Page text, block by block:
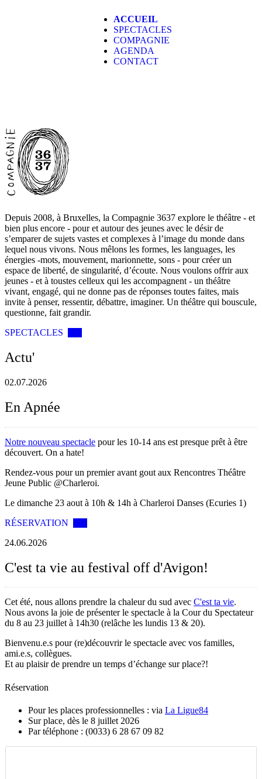
ACCUEIL
SPECTACLES
COMPAGNIE
AGENDA
CONTACT
Depuis 2008, à Bruxelles, la Compagnie 3637 explore le théâtre - et
bien plus encore - pour et autour des jeunes avec le désir de
s’emparer de sujets vastes et complexes à l’image du monde dans
lequel nous vivons. Nous mêlons les formes, les languages, les
énergies -mots, mouvement, marionnette, sons - pour créer un
espace de liberté, de singularité, d’écoute. Nous voulons offrir aux
jeunes - et à toustes celleux qui les accompagnent - un théâtre
vivant, engagé, qui ne donne pas de réponses toutes faites, mais
invite à penser, ressentir, débattre, imaginer. Un théâtre qui bouscule,
questionne, fait grandir.
SPECTACLES
Actu'
02.07.2026
En Apnée
Notre nouveau spectacle pour les 10-14 ans est presque prêt à être
découvert. On a hate!
Rendez-vous pour un premier avant gout aux Rencontres Théâtre
Jeune Public @Charleroi.
Le dimanche 23 aout à 10h & 14h à Charleroi Danses (Ecuries 1)
RÉSERVATION
24.06.2026
C'est ta vie au festival off d'Avigon!
Cet été, nous allons prendre la chaleur du sud avec C'est ta vie.
Nous avons la joie de présenter le spectacle à la Cour du Spectateur
du 8 au 23 juillet à 14h30 (relâche les lundis 13 & 20).
Bienvenu.e.s pour (re)découvrir le spectacle avec vos familles,
ami.e.s, collègues.
Et au plaisir de prendre un temps d’échange sur place?!
Réservation
Pour les places professionnelles : via La Ligue84
Sur place, dès le 8 juillet 2026
Par téléphone : (0033) 6 28 67 09 82